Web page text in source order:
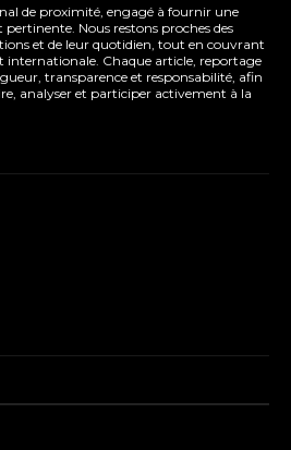
de proximité, engagé à fournir une
Nous restons proches des
et de leur quotidien, tout en couvrant
internationale. Chaque article, reportage
transparence et responsabilité, afin
analyser et participer activement à la